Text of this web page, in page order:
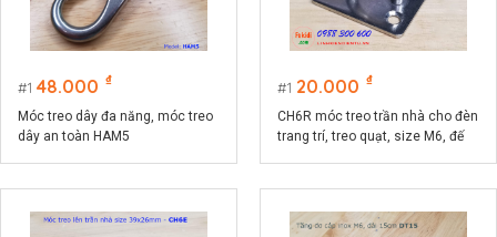
1 48.000 ₫
Móc treo dây đa năng, móc treo
dây an toàn HAM5
1 20.000 ₫
CH6R móc treo trần nhà cho đèn
trang trí, treo quạt, size M6, đế